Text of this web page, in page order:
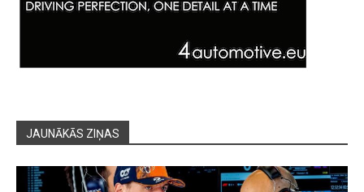
JAUNĀKĀS ZIŅAS